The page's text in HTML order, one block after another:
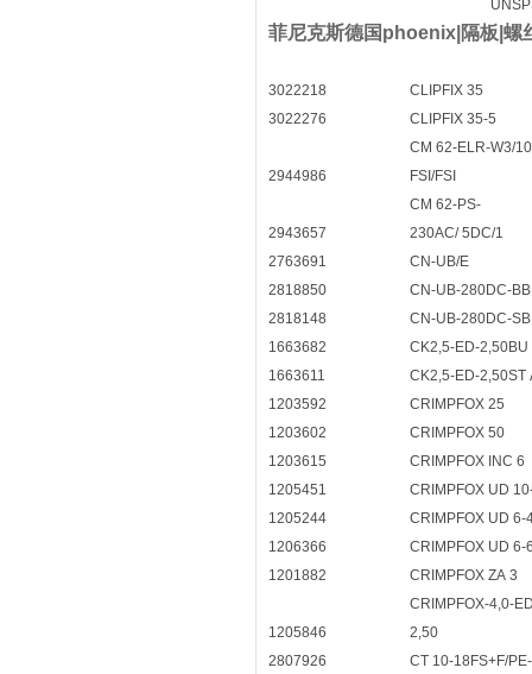
菲尼克斯德国phoenix|隔板|螺
3022218
CLIPFIX 35
3022276
CLIPFIX 35-5
2944986
CM 62-ELR-W3/
FSI/FSI
2943657
CM 62-PS-
230AC/ 5DC/1
2763691
CN-UB/E
2818850
CN-UB-280DC-BB
2818148
CN-UB-280DC-SB
1663682
CK2,5-ED-2,50BU
1663611
CK2,5-ED-2,50ST
1203592
CRIMPFOX 25
1203602
CRIMPFOX 50
1203615
CRIMPFOX INC 6
1205451
CRIMPFOX UD
1205244
CRIMPFOX UD 6-
1206366
CRIMPFOX UD 6-
1201882
CRIMPFOX ZA 3
1205846
CRIMPFOX-4,0-
2,50
2807926
CT 10-18FS+F/